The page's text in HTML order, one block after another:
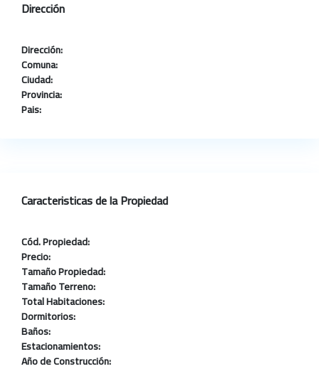
Dirección
Dirección:
Comuna:
Ciudad:
Provincia:
Pais:
Caracteristicas de la Propiedad
Cód. Propiedad:
Precio:
Tamaño Propiedad:
Tamaño Terreno:
Total Habitaciones:
Dormitorios:
Baños:
Estacionamientos:
Año de Construcción: